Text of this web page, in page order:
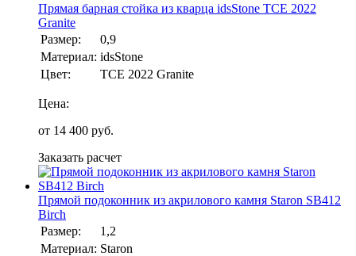
Прямая барная стойка из кварца idsStone TCE 2022
Granite
Размер:
0,9
Материал: idsStone
Цвет:
TCE 2022 Granite
Цена:
от 14 400 руб.
Заказать расчет
Прямой подоконник из акрилового камня Staron SB412
Birch
Размер:
1,2
Материал: Staron